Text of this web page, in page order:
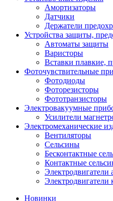
Амортизаторы
Датчики
Держатели
Устройства защиты,
Автоматы защиты
Варисторы
Вставки плавкие,
Фоточувствительные
Фотодиоды
Фоторезисторы
Фототранзисторы
Электровакуумные
Усилители
Электромеханические
Вентиляторы
Сельсины
Бесконтактные
Контактные
Электродвигатели
Электродвигатели
Новинки